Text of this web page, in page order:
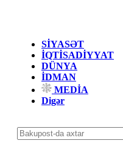
SİYASƏT
İQTİSADİYYAT
DÜNYA
İDMAN
MEDİA
Digər